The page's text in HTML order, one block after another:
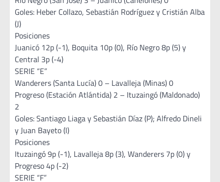
Goles: Heber Collazo, Sebastián Rodríguez y Cristián Alba
(J)
Posiciones
Juanicó 12p (-1), Boquita 10p (0), Río Negro 8p (5) y
Central 3p (-4)
SERIE “E”
Wanderers (Santa Lucía) 0 – Lavalleja (Minas) 0
Progreso (Estación Atlántida) 2 – Ituzaingó (Maldonado)
2
Goles: Santiago Liaga y Sebastián Díaz (P); Alfredo Dineli
y Juan Bayeto (I)
Posiciones
Ituzaingó 9p (-1), Lavalleja 8p (3), Wanderers 7p (0) y
Progreso 4p (-2)
SERIE “F”